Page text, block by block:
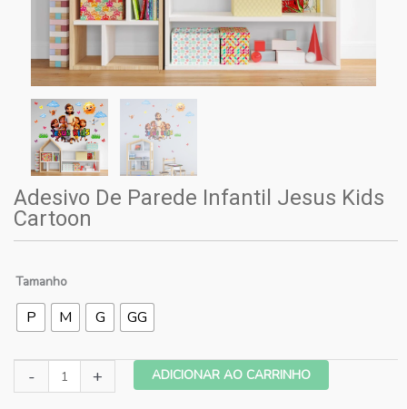
Adesivo De Parede Infantil Jesus Kids
Cartoon
Tamanho
P M G GG
-
De
+ ADICIONAR AO CARRINHO